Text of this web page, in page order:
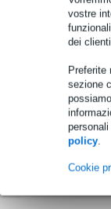
vostre
dei
Preferite
sezione
policy.
Cookie
Vedi anche (1)